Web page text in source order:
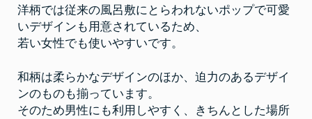
洋柄では従来の風呂敷にとらわれないポップで可愛
いデザインも用意されているため、
若い女性でも使いやすいです。
和柄は柔らかなデザインのほか、迫力のあるデザイ
ンのものも揃っています。
そのため男性にも利用しやすく、きちんとした場所